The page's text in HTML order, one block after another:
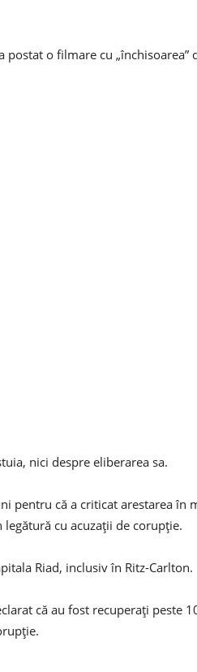
o filmare cu „închisoarea”
nici despre eliberarea sa.
pentru că a criticat arestarea în
cu acuzații de corupție.
Riad, inclusiv în Ritz-Carlton.
că au fost recuperați peste